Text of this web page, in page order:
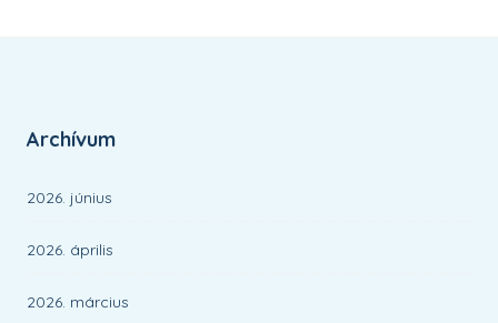
Archívum
2026. június
2026. április
2026. március